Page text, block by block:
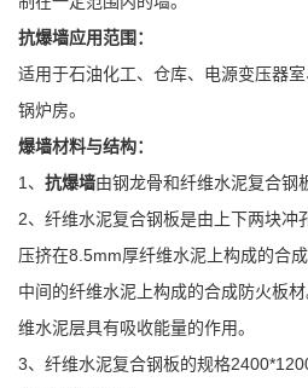
抗爆墙应用范围：
适用于石油化工、仓库、电源变压器室
锅炉房。
爆墙材料与结构：
1、 抗爆墙由钢龙骨和纤维水泥复合钢
2、纤维水泥复合钢板是由上下两块冲
压挤在8.5mm厚纤维水泥上构成的合
中间的纤维水泥上构成的合成防火板
维水泥层具有吸收能量的作用。
3、纤维水泥复合钢板的规格